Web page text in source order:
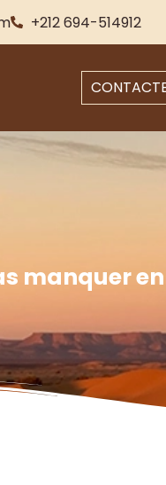
+212 694-514912
manquer